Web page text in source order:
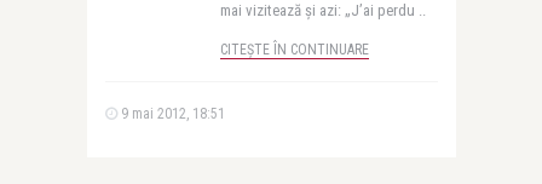
mai vizitează şi azi: „J’ai perdu ..
CITEȘTE ÎN CONTINUARE
9 mai 2012, 18:51